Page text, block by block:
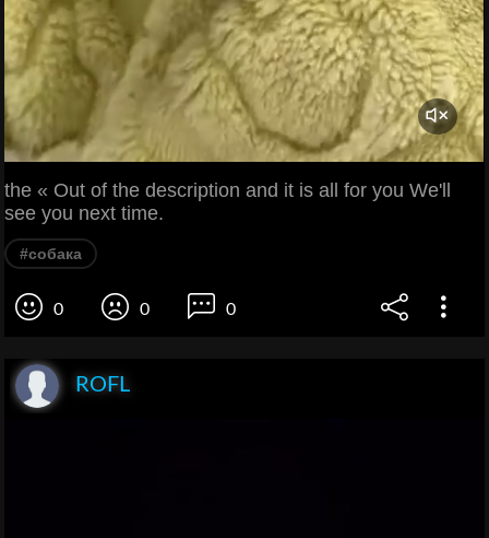
the « Out of the description and it is all for you We'll
see you next time.
#собака
0 0 0
ROFL